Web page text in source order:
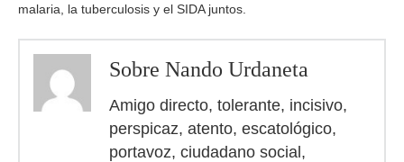
malaria, la tuberculosis y el SIDA juntos.
Sobre Nando Urdaneta
Amigo directo, tolerante, incisivo,
perspicaz, atento, escatológico,
portavoz, ciudadano social,